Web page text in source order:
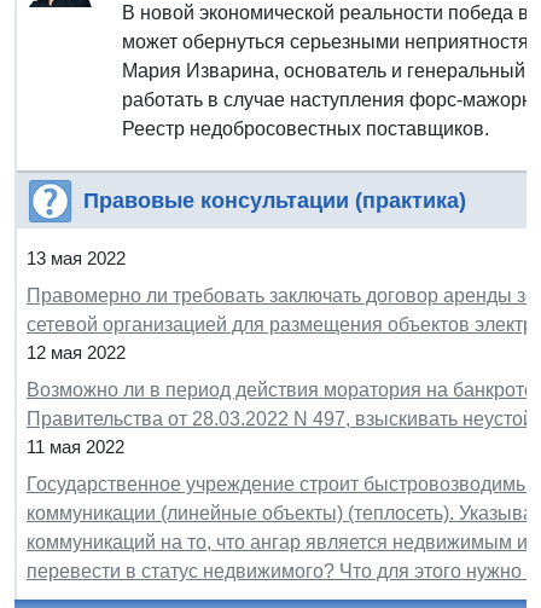
В новой экономической реальности победа в
может обернуться серьезными
Мария Изварина, основатель и генеральный
работать в случае наступления форс-
Реестр недобросовестных поставщиков.
Правовые консультации (практика)
13 мая 2022
Правомерно ли требовать заключать договор аренды
сетевой организацией для размещения объектов
12 мая 2022
Возможно ли в период действия моратория на
Правительства от 28.03.2022 N 497, взыскивать
11 мая 2022
Государственное учреждение строит
коммуникации (линейные объекты) (теплосеть).
коммуникаций на то, что ангар является недвижимым
перевести в статус недвижимого? Что для этого нужно